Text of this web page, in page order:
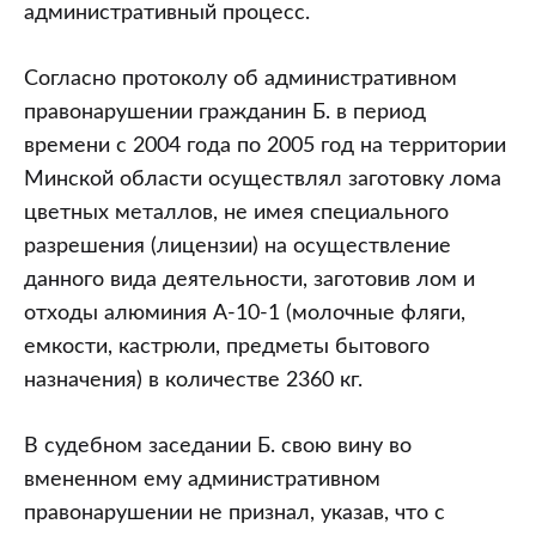
третья)
административный процесс.
Согласно протоколу об административном
правонарушении гражданин Б. в период
времени с 2004 года по 2005 год на территории
Минской области осуществлял заготовку лома
цветных металлов, не имея специального
разрешения (лицензии) на осуществление
данного вида деятельности, заготовив лом и
отходы алюминия А-10-1 (молочные фляги,
емкости, кастрюли, предметы бытового
назначения) в количестве 2360 кг.
В судебном заседании Б. свою вину во
вмененном ему административном
правонарушении не признал, указав, что с